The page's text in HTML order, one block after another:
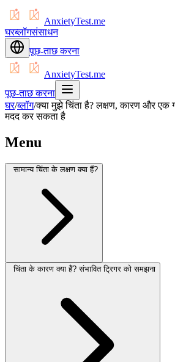
AnxietyTest.me
घरब्लॉगसंसाधन
पूछ-ताछ करना
AnxietyTest.me
पूछ-ताछ करना
घर/ब्लॉग/क्या मुझे चिंता है? लक्षण, कारण और एक
मदद कर सकता है
Menu
सामान्य चिंता के लक्षण क्या हैं?
चिंता के कारण क्या हैं? संभावित ट्रिगर को समझना